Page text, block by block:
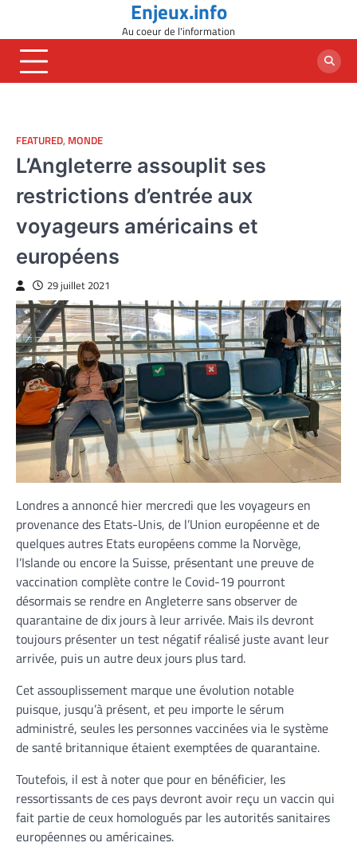
content
Enjeux.info
Au coeur de l'information
FEATURED, MONDE
L’Angleterre assouplit ses
restrictions d’entrée aux
voyageurs américains et
européens
29 juillet 2021
Londres a annoncé hier mercredi que les voyageurs en
provenance des Etats-Unis, de l’Union européenne et de
quelques autres Etats européens comme la Norvège,
l’Islande ou encore la Suisse, présentant une preuve de
vaccination complète contre le Covid-19 pourront
désormais se rendre en Angleterre sans observer de
quarantaine de dix jours à leur arrivée. Mais ils devront
toujours présenter un test négatif réalisé juste avant leur
arrivée, puis un autre deux jours plus tard.
Cet assouplissement marque une évolution notable
puisque, jusqu’à présent, et peu importe le sérum
administré, seules les personnes vaccinées via le système
de santé britannique étaient exemptées de quarantaine.
Toutefois, il est à noter que pour en bénéficier, les
ressortissants de ces pays devront avoir reçu un vaccin qui
fait partie de ceux homologués par les autorités sanitaires
européennes ou américaines.